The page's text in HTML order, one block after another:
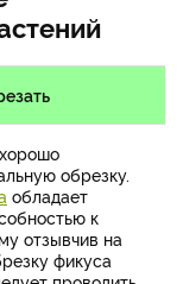
обрезку.
обладает
к
отзывчив на
фикуса